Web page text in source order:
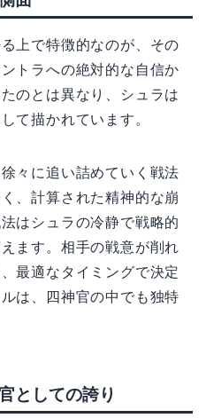
上で特徴的なのが、その
トラへの絶対的な自信か
のとは異なり、シュラは
て描かれています。
々に追い詰めていく戦法
、計算された精神的な崩
はシュラの冷静で戦略的
ます。相手の戦意が削れ
最適なタイミングで決定
は、四神官の中でも独特
としての誇り